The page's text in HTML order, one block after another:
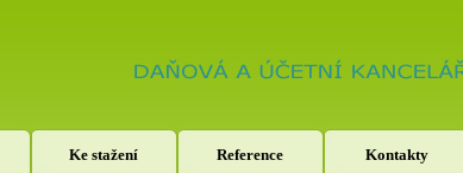
Ke stažení Reference Kontakty